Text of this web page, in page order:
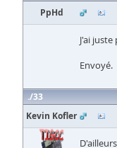
PpHd
J'ai
Envoyé.
33
Kevin Kofler